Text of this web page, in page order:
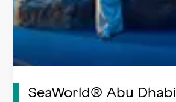
SeaWorld® Abu Dhabi